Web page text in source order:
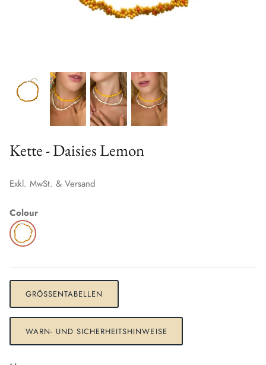
Kette - Daisies Lemon
Exkl. MwSt. & Versand
Colour
GRÖSSENTABELLEN
WARN- UND SICHERHEITSHINWEISE